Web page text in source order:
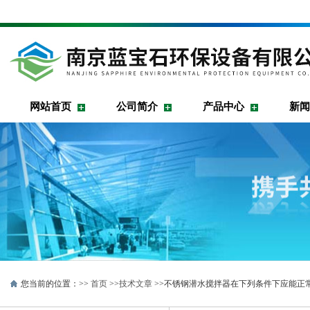
网站首页 公司简介 产品中心 新
您当前的位置：>> 首页 >>技术文章 >>不锈钢潜水搅拌器在下列条件下应能正